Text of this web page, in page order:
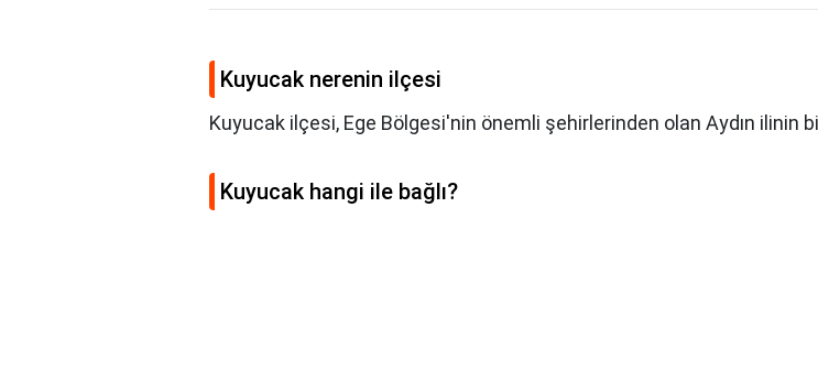
Kuyucak nerenin ilçesi
Kuyucak ilçesi, Ege Bölgesi'nin önemli şehirlerinden olan Aydın ilinin
Kuyucak hangi ile bağlı?